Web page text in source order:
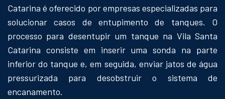
Catarina é oferecido por empresas especializadas para
solucionar casos de entupimento de tanques. O
processo para desentupir um tanque na Vila Santa
Catarina consiste em inserir uma sonda na parte
inferior do tanque e, em seguida, enviar jatos de água
pressurizada para desobstruir o sistema de
encanamento.